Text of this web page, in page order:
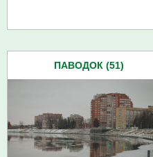
ПАВОДОК (51)